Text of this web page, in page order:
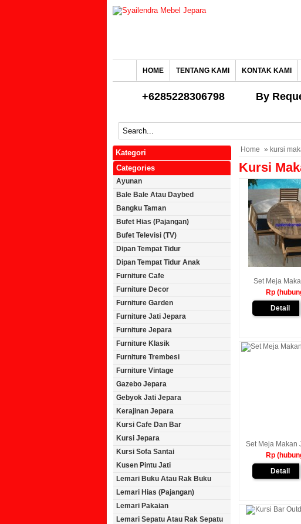
HOME TENTANG KAMI KONTAK KAMI
+6285228306798 By
Home » kursi
Kursi
Set Meja
Rp
Detail
Set Meja Makan
Rp
Detail
Kategori
Categories
Ayunan
Bale Bale Atau Daybed
Bangku Taman
Bufet Hias (Pajangan)
Bufet Televisi (TV)
Dipan Tempat Tidur
Dipan Tempat Tidur Anak
Furniture Cafe
Furniture Decor
Furniture Garden
Furniture Jati Jepara
Furniture Jepara
Furniture Klasik
Furniture Trembesi
Furniture Vintage
Gazebo Jepara
Gebyok Jati Jepara
Kerajinan Jepara
Kursi Cafe Dan Bar
Kursi Jepara
Kursi Sofa Santai
Kusen Pintu Jati
Lemari Buku Atau Rak Buku
Lemari Hias (Pajangan)
Lemari Pakaian
Lemari Sepatu Atau Rak Sepatu